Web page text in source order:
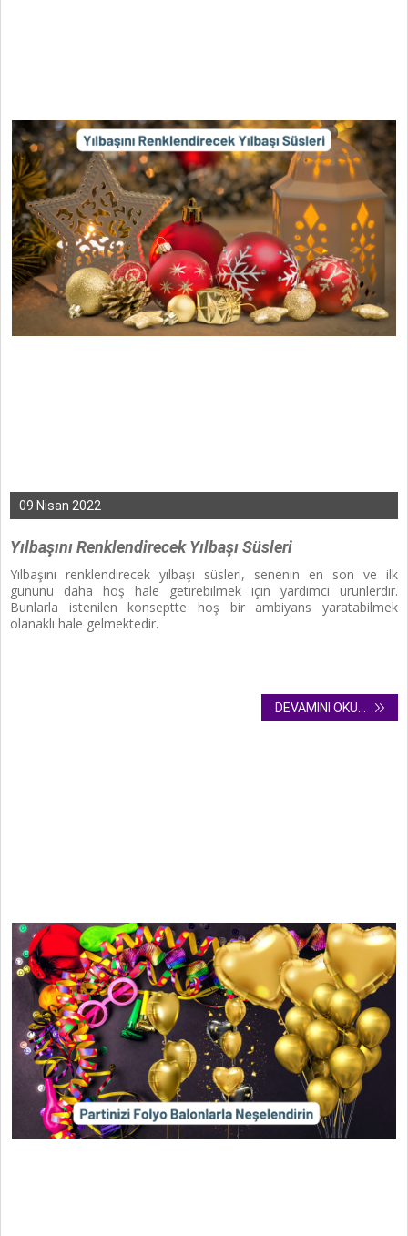
09 Nisan 2022
Yılbaşını Renklendirecek Yılbaşı Süsleri
Yılbaşını renklendirecek yılbaşı süsleri,
senenin en son ve ilk
gününü daha hoş hale getirebilmek için yardımcı ürünlerdir.
Bunlarla istenilen konseptte hoş bir ambiyans yaratabilmek
olanaklı hale gelmektedir.
DEVAMINI OKU...